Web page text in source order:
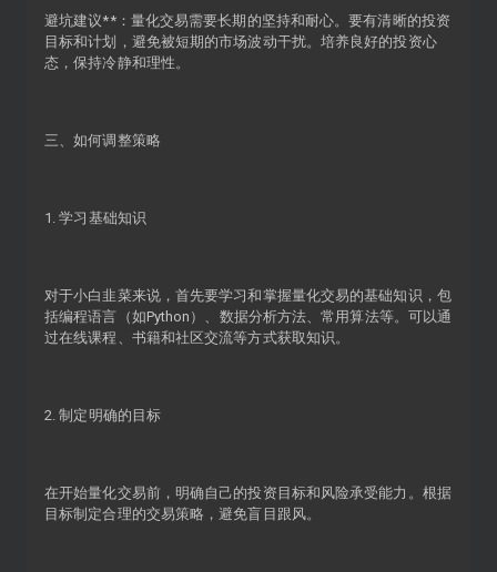
避坑建议**：量化交易需要长期的坚持和耐心。要有清晰的投资
目标和计划，避免被短期的市场波动干扰。培养良好的投资心
态，保持冷静和理性。
三、如何调整策略
1. 学习基础知识
对于小白韭菜来说，首先要学习和掌握量化交易的基础知识，包
括编程语言（如Python）、数据分析方法、常用算法等。可以通
过在线课程、书籍和社区交流等方式获取知识。
2. 制定明确的目标
在开始量化交易前，明确自己的投资目标和风险承受能力。根据
目标制定合理的交易策略，避免盲目跟风。